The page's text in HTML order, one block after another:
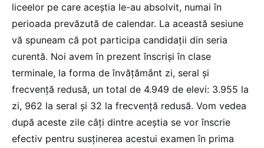
liceelor pe care aceștia le-au absolvit, numai în
perioada prevăzută de calendar. La această sesiune
vă spuneam că pot participa candidații din seria
curentă. Noi avem în prezent înscriși în clase
terminale, la forma de învățământ zi, seral și
frecvență redusă, un total de 4.949 de elevi: 3.955 la
zi, 962 la seral și 32 la frecvență redusă. Vom vedea
după aceste zile câți dintre aceștia se vor înscrie
efectiv pentru susținerea acestui examen în prima